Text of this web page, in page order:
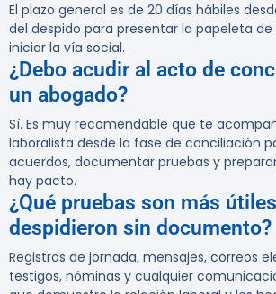
El plazo general es de 20 días hábiles
del despido para presentar la papeleta
iniciar la vía social.
¿Debo acudir al acto de
un abogado?
Sí. Es muy recomendable que te
laboralista desde la fase de conciliación
acuerdos, documentar pruebas y
hay pacto.
¿Qué pruebas son más
despidieron sin documento?
Registros de jornada, mensajes, correos
testigos, nóminas y cualquier